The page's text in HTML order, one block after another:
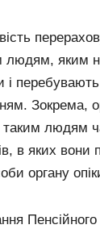
людям, яким
і
Зокрема,
людям
в яких вони
органу